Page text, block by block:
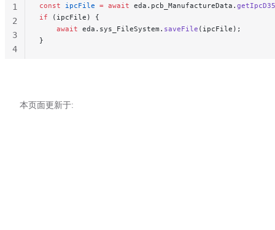
const ipcFile = await eda.pcb_ManufactureData.
if (ipcFile) {
    await
eda.sys_FileSystem. saveFile (ipcFile);
}
1
2
3
4
本页面更新于: